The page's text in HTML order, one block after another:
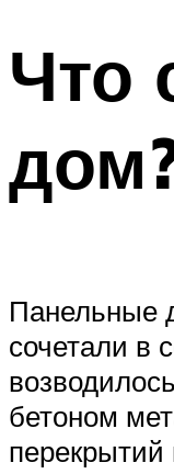
Что
Панельные
сочетали в
бетоном
перекрытий